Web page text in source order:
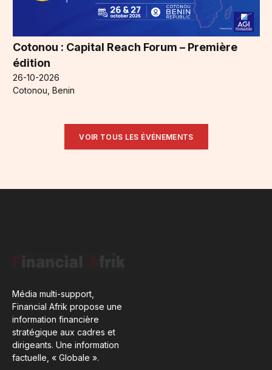
Cotonou : Capital Reach Forum – Première
édition
26-10-2026
Cotonou, Benin
VOIR TOUS LES ÉVÉNEMENTS
Média multi-support,
Financial Afrik propose une
information financière
stratégique aux cadres et
dirigeants. Une information
factuelle, « Globale ».